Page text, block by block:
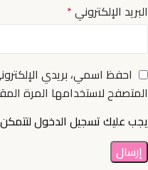
البريد الإلكتروني*
احفظ اسمي، بريدي
المتصفح لاستخدامها المرة
يجب عليك تسجيل الدخول